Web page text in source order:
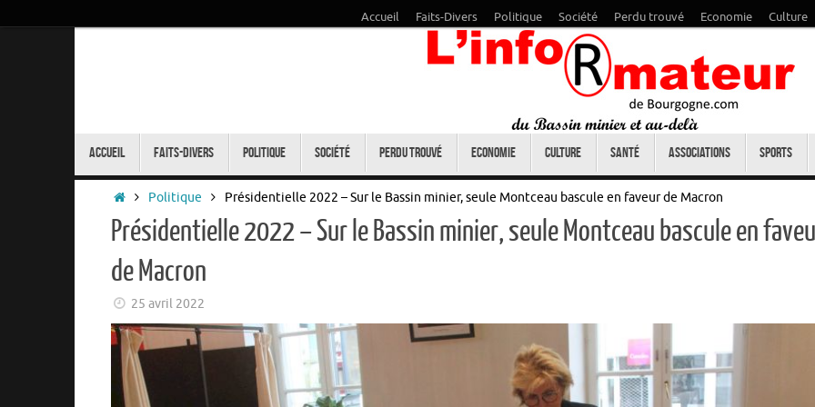
Accueil Faits-Divers Politique Société Perdu trouvé Economie Culture
Accueil Faits-Divers Politique Société Perdu trouvé Economie Culture Santé Associations Sports
Accueil
Politique Présidentielle 2022 – Sur le Bassin minier, seule Montceau bascule en faveur de Macron
Présidentielle 2022 – Sur le Bassin minier, seule Montceau bascule en
de Macron
25 avril 2022